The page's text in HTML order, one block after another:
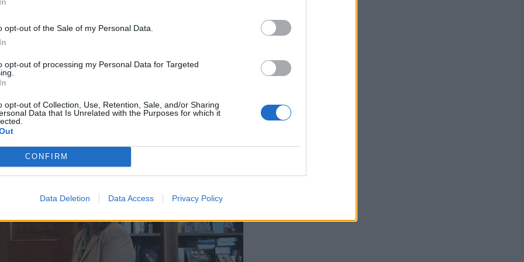
opt-out of the Sale of my Personal Data.
opt-out of processing my Personal Data for Targeted
opt-out of Collection, Use, Retention, Sale, and/or Sharing
Data that Is Unrelated with the Purposes for which it
CONFIRM
Data Deletion Data Access Privacy Policy
πολλοί συνάνθρωποί μας έχουν ανάγκη από
«ό,τι μπορούμε να κάνουμε ως αξιωματική
το κάνουμε».